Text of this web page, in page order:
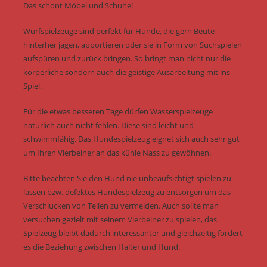
Das schont Möbel und Schuhe!
Wurfspielzeuge sind perfekt für Hunde, die gern Beute
hinterher jagen, apportieren oder sie in Form von Suchspielen
aufspüren und zurück bringen. So bringt man nicht nur die
körperliche sondern auch die geistige Ausarbeitung mit ins
Spiel.
Für die etwas besseren Tage dürfen Wasserspielzeuge
natürlich auch nicht fehlen. Diese sind leicht und
schwimmfähig. Das Hundespielzeug eignet sich auch sehr gut
um Ihren Vierbeiner an das kühle Nass zu gewöhnen.
Bitte beachten Sie den Hund nie unbeaufsichtigt spielen zu
lassen bzw. defektes Hundespielzeug zu entsorgen um das
Verschlucken von Teilen zu vermeiden. Auch sollte man
versuchen gezielt mit seinem Vierbeiner zu spielen, das
Spielzeug bleibt dadurch interessanter und gleichzeitig fördert
es die Beziehung zwischen Halter und Hund.